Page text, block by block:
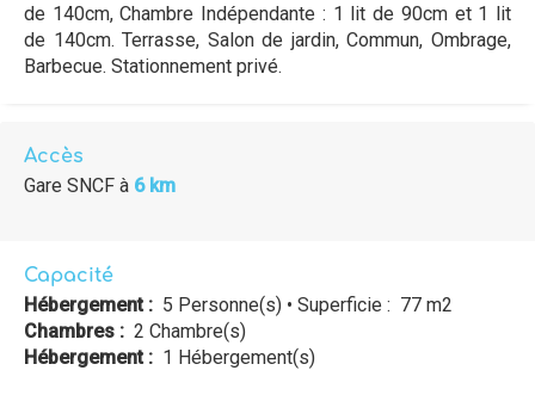
de 140cm, Chambre Indépendante : 1 lit de 90cm et 1 lit
de 140cm. Terrasse, Salon de jardin, Commun, Ombrage,
Barbecue. Stationnement privé.
Accès
Gare SNCF à 6 km
Capacité
Hébergement : 5 Personne(s) • Superficie : 77 m2
Chambres : 2 Chambre(s)
Hébergement : 1 Hébergement(s)